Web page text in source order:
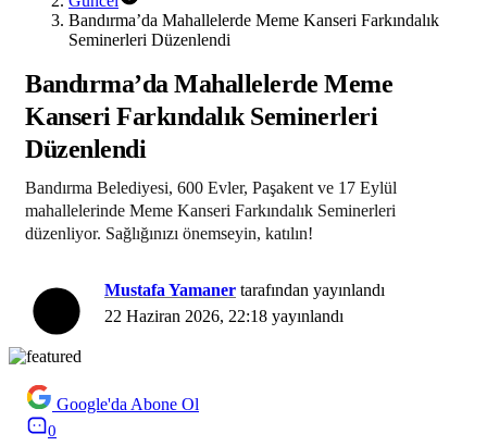
Bandırma’da Mahallelerde Meme Kanseri Farkındalık
Seminerleri Düzenlendi
Bandırma’da Mahallelerde Meme
Kanseri Farkındalık Seminerleri
Düzenlendi
Bandırma Belediyesi, 600 Evler, Paşakent ve 17 Eylül
mahallelerinde Meme Kanseri Farkındalık Seminerleri
düzenliyor. Sağlığınızı önemseyin, katılın!
Mustafa Yamaner tarafından yayınlandı
22 Haziran 2026, 22:18 yayınlandı
Google'da Abone Ol
0